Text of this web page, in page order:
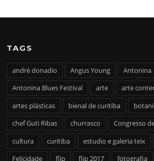
TAGS
andré donadio Angus Young
Antonina
Antonina Blues Festival
arte
arte
artes plásticas
bienal de curitiba
chef Guti Ribas
churrasco
Congresso
cultura
curitiba estudio e galeria teix
Felicidade
flip flip 2017 fotografia